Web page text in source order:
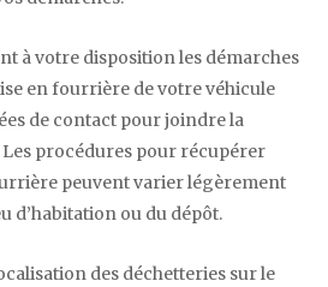
à votre disposition les démarches
en fourrière de votre véhicule
de contact pour joindre la
Les procédures pour récupérer
peuvent varier légèrement
d’habitation ou du dépôt.
des déchetteries sur le